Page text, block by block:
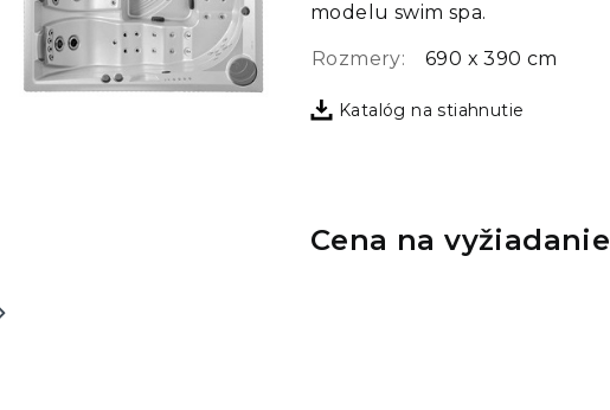
modelu swim spa.
Rozmery: 690 x 390 cm
Katalóg na stiahnutie
Cena na vyžiadanie